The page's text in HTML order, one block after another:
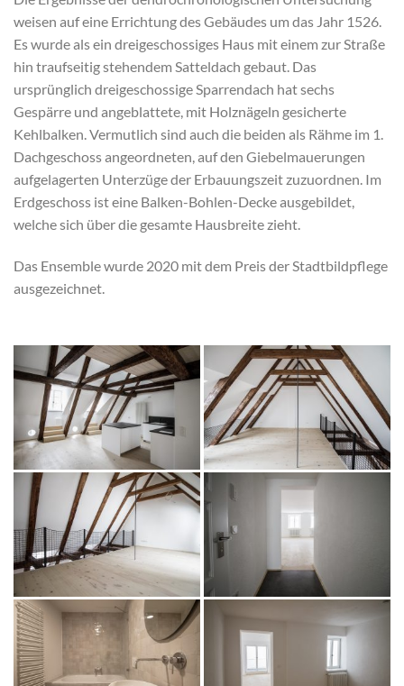
weisen auf eine Errichtung des Gebäudes um das Jahr 1526.
Es wurde als ein dreigeschossiges Haus mit einem zur Straße
hin traufseitig stehendem Satteldach gebaut. Das
ursprünglich dreigeschossige Sparrendach hat sechs
Gespärre und angeblattete, mit Holznägeln gesicherte
Kehlbalken. Vermutlich sind auch die beiden als Rähme im 1.
Dachgeschoss angeordneten, auf den Giebelmauerungen
aufgelagerten Unterzüge der Erbauungszeit zuzuordnen. Im
Erdgeschoss ist eine Balken-Bohlen-Decke ausgebildet,
welche sich über die gesamte Hausbreite zieht.
Das Ensemble wurde 2020 mit dem Preis der Stadtbildpflege
ausgezeichnet.